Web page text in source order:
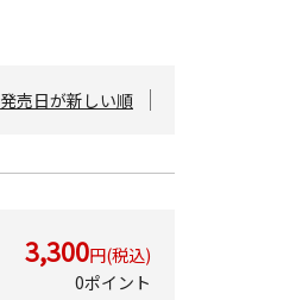
発売日が新しい順
3,300円(税込)
0ポイント